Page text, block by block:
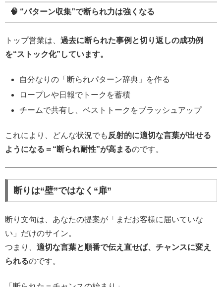
🧠 “パターン収集”で断られ力は強くなる
トップ営業は、 過去に断られた事例と切り返しの成功例
を“ストック化”しています。
自分なりの「断られパターン辞典」を作る
ロープレや日報でトークを蓄積
チームで共有し、ベストトークをブラッシュアップ
これにより、どんな状況でも 反射的に適切な言葉が出せる
ようになる＝“断られ耐性”が高まるのです。
断りは“壁”ではなく“扉”
断り文句は、あなたの提案が「まだお客様に届いていな
い」だけのサイン。
つまり、 適切な言葉と順番で伝え直せば、チャンスに変え
られるのです。